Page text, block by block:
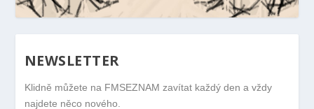
NEWSLETTER
Klidně můžete na FMSEZNAM zavítat každý den a vždy
najdete něco nového.